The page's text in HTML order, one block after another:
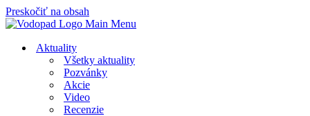
Preskočiť na obsah
Aktuality
Všetky aktuality
Pozvánky
Akcie
Video
Recenzie